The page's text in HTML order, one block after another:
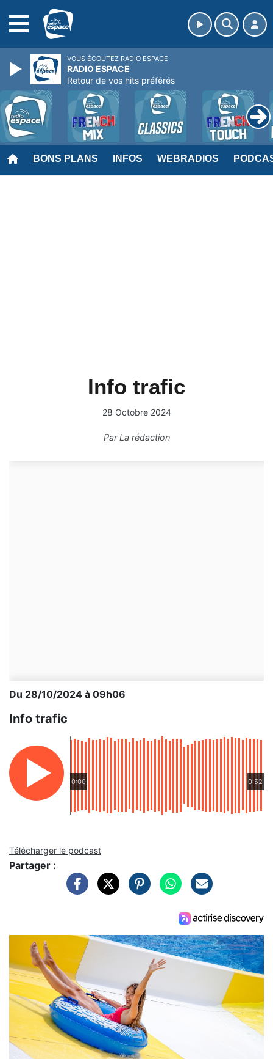
BONS PLANS INFOS WEBRADIOS
Info trafic
28 Octobre 2024
ParLa rédaction
Du 28/10/2024 à 09h06
Info trafic
0:00 0:52
Télécharger le podcast
Partager :
VOUS ÉCOUTEZ RADIO ESPACE
RADIO ESPACE
Retour de vos hits préférés